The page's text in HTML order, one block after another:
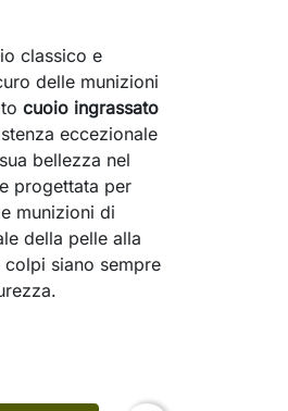
classico e
delle munizioni
cuoio ingrassato
eccezionale
bellezza nel
progettata per
munizioni di
della pelle alla
siano sempre